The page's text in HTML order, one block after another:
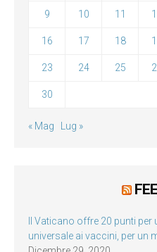
9 10 11
16 17 18
23 24 25
30
« Mag Lug »
Il Vaticano offre 20 punti
universale ai vaccini, per un